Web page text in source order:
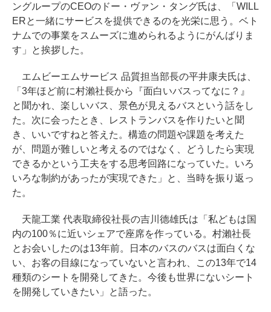
ングループのCEOのドー・ヴァン・タング氏は、「WILL
ERと一緒にサービスを提供できるのを光栄に思う。ベト
ナムでの事業をスムーズに進められるようにがんばりま
す」と挨拶した。
エムビーエムサービス 品質担当部長の平井康夫氏は、
「3年ほど前に村瀨社長から『面白いバスってなに？』
と聞かれ、楽しいバス、景色が見えるバスという話をし
た。次に会ったとき、レストランバスを作りたいと聞
き、いいですねと答えた。構造の問題や課題を考えた
が、問題が難しいと考えるのではなく、どうしたら実現
できるかという工夫をする思考回路になっていた。いろ
いろな制約があったが実現できた」と、当時を振り返っ
た。
天龍工業 代表取締役社長の吉川德雄氏は「私どもは国
内の100％に近いシェアで座席を作っている。村瀨社長
とお会いしたのは13年前。日本のバスのバスは面白くな
い、お客の目線になっていないと言われ、この13年で14
種類のシートを開発してきた。今後も世界にないシート
を開発していきたい」と語った。